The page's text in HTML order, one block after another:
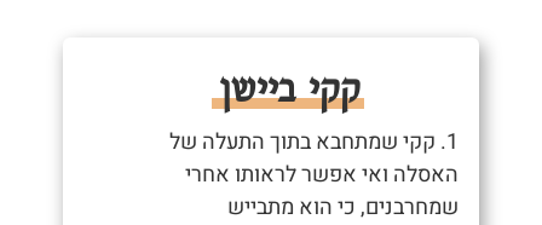
קקי ביישן
1. קקי שמתחבא בתוך התעלה של
האסלה ואי אפשר לראותו אחרי
שמחרבנים, כי הוא מתבייש